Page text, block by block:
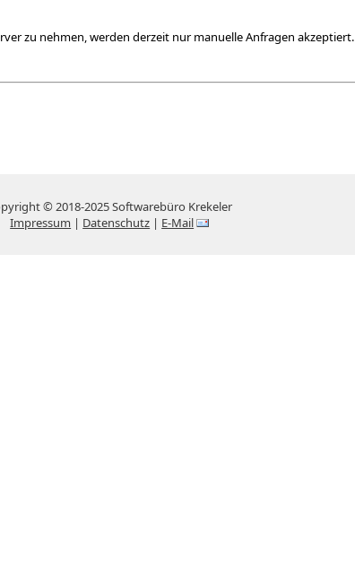
zu nehmen, werden derzeit nur manuelle Anfragen akzeptiert.
© 2018-2025 Softwarebüro Krekeler
Impressum | Datenschutz | E-Mail